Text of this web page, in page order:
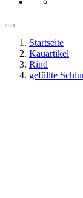
Startseite
Kauartikel
Rind
gefüllte